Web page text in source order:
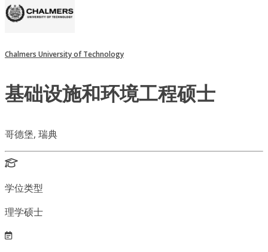
Chalmers University of Technology
基础设施和环境工程硕士
哥德堡, 瑞典
学位类型
理学硕士